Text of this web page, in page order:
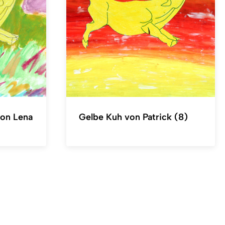
Lena Gelbe Kuh von Patrick (8)